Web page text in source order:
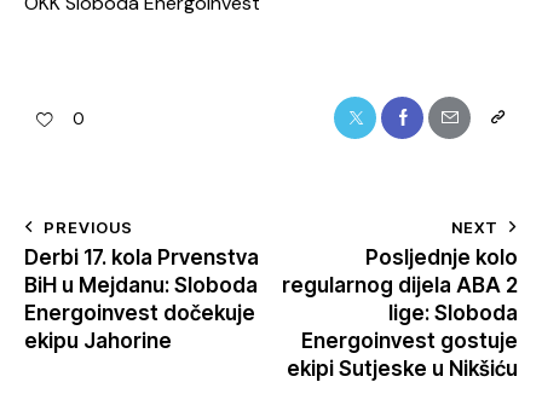
0
PREVIOUS
Derbi 17. kola Prvenstva
BiH u Mejdanu: Sloboda
Energoinvest dočekuje
ekipu Jahorine
NEXT
Posljednje kolo
regularnog dijela ABA 2
lige: Sloboda
Energoinvest gostuje
ekipi Sutjeske u Nikšiću